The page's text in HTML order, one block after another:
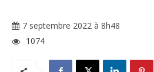
7 septembre 2022 à 8h48
1074